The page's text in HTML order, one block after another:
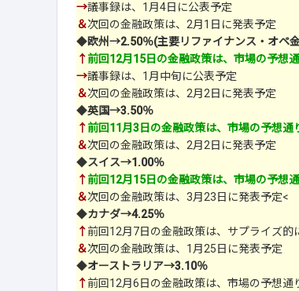
→議事録は、1月4日に公表予定
＆次回の金融政策は、2月1日に発表予定
◆欧州→2.50％(主要リファイナンス・オペ
↑前回12月15日の金融政策は、市場の予想
→議事録は、1月中旬に公表予定
＆次回の金融政策は、2月2日に発表予定
◆英国→3.50％
↑前回11月3日の金融政策は、市場の予想通
＆次回の金融政策は、2月2日に発表予定
◆スイス→1.00％
↑前回12月15日の金融政策は、市場の予想
＆次回の金融政策は、3月23日に発表予定<
◆カナダ→4.25％
↑前回12月7日の金融政策は、サプライズ
＆次回の金融政策は、1月25日に発表予定
◆オーストラリア→3.10％
↑前回12月6日の金融政策は、市場の予想通